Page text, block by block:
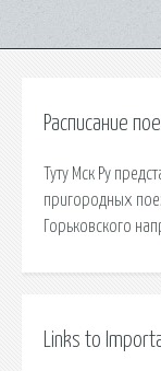
Расписание
Туту Мск Ру
пригородных
Горьковского
Links to